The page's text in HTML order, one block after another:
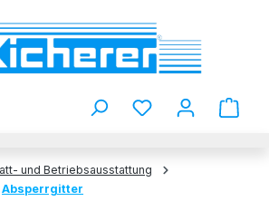
Du hast 0
und Betriebsausstattung
Absperrgitter